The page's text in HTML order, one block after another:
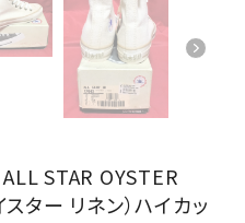
ALL STAR OYSTER
ター リネン）ハイカッ